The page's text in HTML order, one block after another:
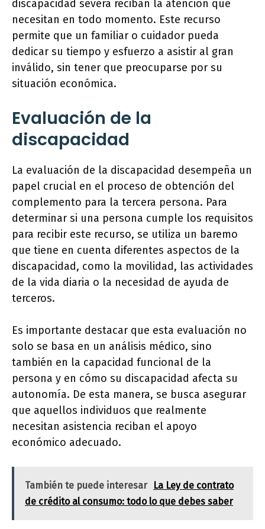
discapacidad severa reciban la atención que
necesitan en todo momento. Este recurso
permite que un familiar o cuidador pueda
dedicar su tiempo y esfuerzo a asistir al gran
inválido, sin tener que preocuparse por su
situación económica.
Evaluación de la
discapacidad
La evaluación de la discapacidad desempeña un
papel crucial en el proceso de obtención del
complemento para la tercera persona. Para
determinar si una persona cumple los requisitos
para recibir este recurso, se utiliza un baremo
que tiene en cuenta diferentes aspectos de la
discapacidad, como la movilidad, las actividades
de la vida diaria o la necesidad de ayuda de
terceros.
Es importante destacar que esta evaluación no
solo se basa en un análisis médico, sino
también en la capacidad funcional de la
persona y en cómo su discapacidad afecta su
autonomía. De esta manera, se busca asegurar
que aquellos individuos que realmente
necesitan asistencia reciban el apoyo
económico adecuado.
También te puede interesar
La Ley de contrato
de crédito al consumo: todo lo que debes saber